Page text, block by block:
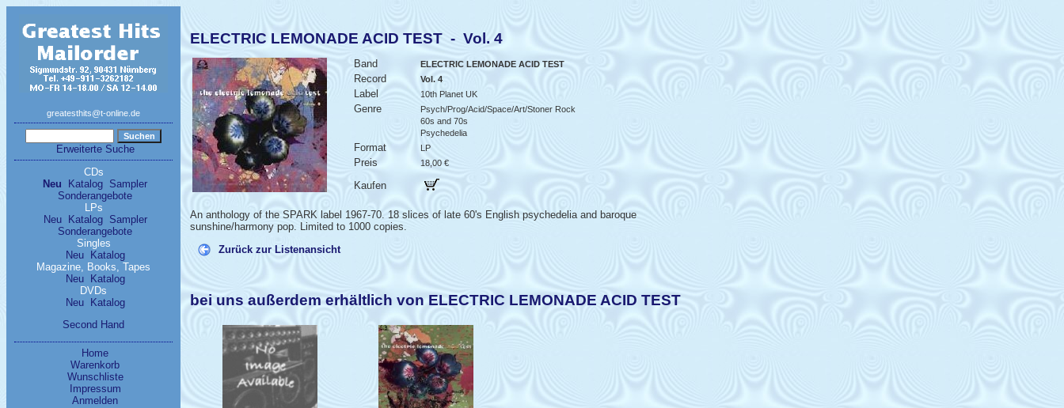
greatesthits@t-online.de
Erweiterte Suche
CDs
Neu
Katalog Sampler
Sonderangebote
LPs
Neu
Katalog
Sampler
Sonderangebote
Singles
Neu
Katalog
Magazine, Books, Tapes
Neu
Katalog
DVDs
Neu
Katalog
Second Hand
Home
Warenkorb
Wunschliste
Impressum
Anmelden
ELECTRIC LEMONADE ACID TEST - Vol. 4
Band ELECTRIC LEMONADE ACID TEST
Record Vol. 4
Label 10th Planet UK
Genre
Psych/Prog/Acid/Space/Art/Stoner Rock
60s and 70s
Psychedelia
Format LP
Preis 18,00 €
Kaufen
An anthology of the SPARK label 1967-70. 18 slices of late 60's English psychedelia and baroque
sunshine/harmony pop. Limited to 1000 copies.
Zurück zur Listenansicht
bei uns außerdem erhältlich von ELECTRIC LEMONADE ACID TEST